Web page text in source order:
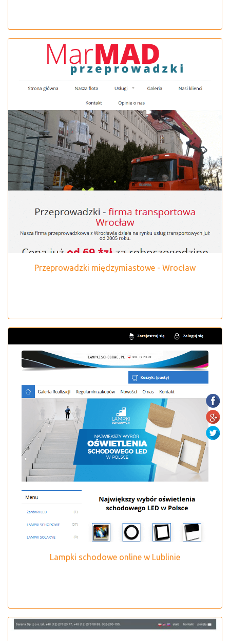
Przeprowadzki międzymiastowe - Wrocław
Lampki schodowe online w Lublinie